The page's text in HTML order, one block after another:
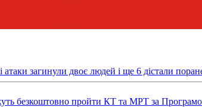
загинули двоє людей і ще 6 дістали
безкоштовно пройти КТ та МРТ за